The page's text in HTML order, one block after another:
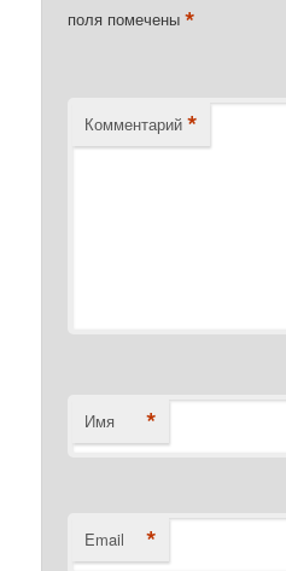
поля помечены*
Комментарий *
Имя *
Email *